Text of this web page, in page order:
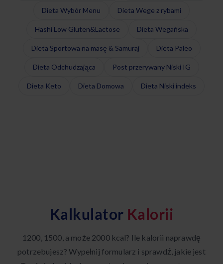
Dieta Wybór Menu Dieta Wege z rybami
Hashi Low Gluten&Lactose Dieta Wegańska
Dieta Sportowa na masę & Samuraj Dieta Paleo
Dieta Odchudzająca Post przerywany Niski IG
Dieta Keto Dieta Domowa Dieta Niski indeks
Kalkulator Kalorii
1200, 1500, a może 2000 kcal? Ile kalorii naprawdę
potrzebujesz? Wypełnij formularz i sprawdź, jakie jest